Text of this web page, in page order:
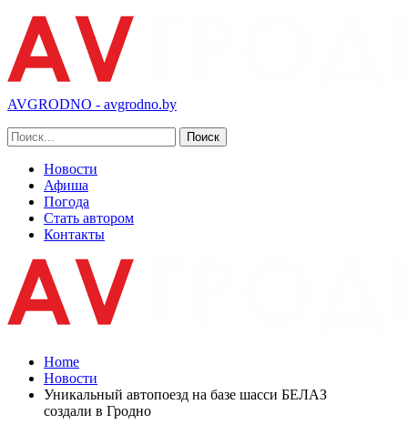
AVGRODNO - avgrodno.by
Новости
Афиша
Погода
Стать автором
Контакты
Home
Новости
Уникальный автопоезд на базе шасси БЕЛАЗ
создали в Гродно